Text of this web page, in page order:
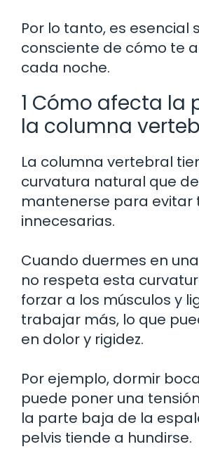
Por lo tanto, es esencial
consciente de cómo te
cada noche.
1 Cómo afecta la
la columna
La columna vertebral
curvatura natural que
mantenerse para evitar
innecesarias.
Cuando duermes en
no respeta esta
forzar a los músculos y
trabajar más, lo que
en dolor y rigidez.
Por ejemplo, dormir
puede poner una
la parte baja de la
pelvis tiende a hundirse.